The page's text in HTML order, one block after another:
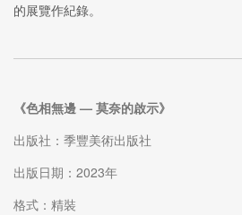
的展覽作紀錄。
《色相無邊 — 莫奈的啟示》
出版社：季豐美術出版社
出版日期：2023年
格式：精裝